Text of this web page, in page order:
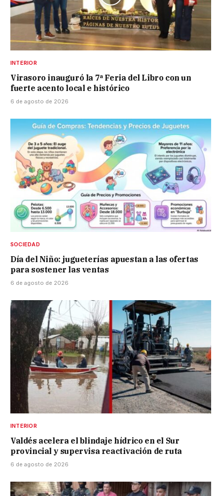
INTERIOR
Virasoro inauguró la 7ª Feria del Libro con un
fuerte acento local e histórico
6 de agosto de 2026
SOCIEDAD
Día del Niño: jugueterías apuestan a las ofertas
para sostener las ventas
6 de agosto de 2026
INTERIOR
Valdés acelera el blindaje hídrico en el Sur
provincial y supervisa reactivación de ruta
6 de agosto de 2026